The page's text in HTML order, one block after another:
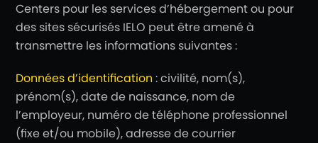
Centers pour les services d’hébergement ou pour
des sites sécurisés IELO peut être amené à
transmettre les informations suivantes :
Données d’identification : civilité, nom(s),
prénom(s), date de naissance, nom de
l’employeur, numéro de téléphone professionnel
(fixe et/ou mobile), adresse de courrier